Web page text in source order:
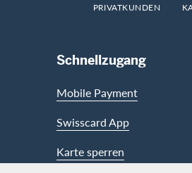
PRIVATKUNDEN
Footer Navigation
Schnellzugang
Mobile Payment
Swisscard App
Karte sperren